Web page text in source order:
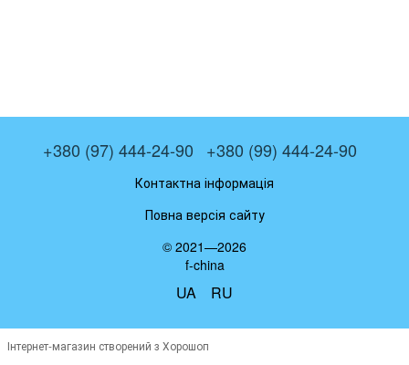
+380 (97) 444-24-90 +380 (99) 444-24-90
Контактна інформація
Повна версія сайту
© 2021—2026
f-china
UA RU
Інтернет-магазин створений з Хорошоп